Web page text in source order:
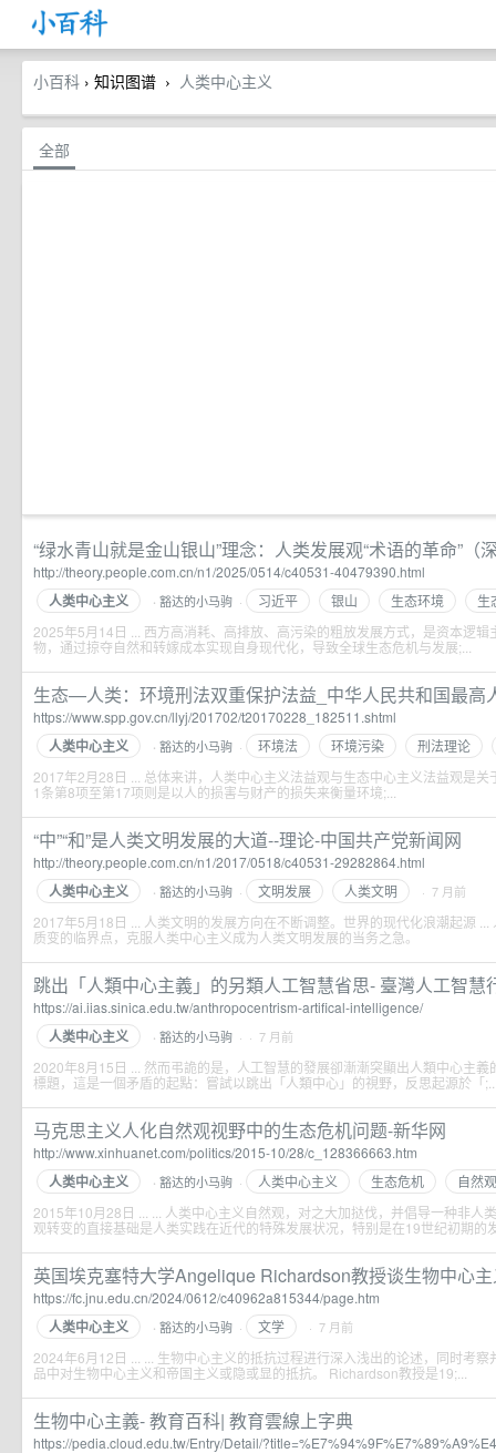
小百科 › 知识图谱 › 人类中心主义
全部
“绿水青山就是金山银山”理念：人类发展观“术语的革命”（
http://theory.people.com.cn/n1/2025/0514/c40531-40479390.html
人类中心主义 · 豁达的小马驹 · 习近平 银山 生态环境
生
2025年5月14日 ... 西方高消耗、高排放、高污染的粗放发展方式，是资本逻辑
物，通过掠夺自然和转嫁成本实现自身现代化，导致全球生态危机与发展;...
生态—人类：环境刑法双重保护法益_中华人民共和国最高
https://www.spp.gov.cn/llyj/201702/t20170228_182511.shtml
人类中心主义 · 豁达的小马驹 · 环境法 环境污染
刑法理论
2017年2月28日 ... 总体来讲，人类中心主义法益观与生态中心主义法益观是关
1条第8项至第17项则是以人的损害与财产的损失来衡量环境;...
“中”“和”是人类文明发展的大道--理论-中国共产党新闻网
http://theory.people.com.cn/n1/2017/0518/c40531-29282864.html
人类中心主义 · 豁达的小马驹 · 文明发展 人类文明 · 7 月前
2017年5月18日 ... 人类文明的发展方向在不断调整。世界的现代化浪潮起源
质变的临界点，克服人类中心主义成为人类文明发展的当务之急。
跳出「人類中心主義」的另類人工智慧省思- 臺灣人工智慧
https://ai.iias.sinica.edu.tw/anthropocentrism-artifical-intelligence/
人类中心主义 · 豁达的小马驹 · · 7 月前
2020年8月15日 ... 然而弔詭的是，人工智慧的發展卻漸漸突顯出人類中心主義
標題，這是一個矛盾的起點：嘗試以跳出「人類中心」的視野，反思起源於「
马克思主义人化自然观视野中的生态危机问题-新华网
http://www.xinhuanet.com/politics/2015-10/28/c_128366663.htm
人类中心主义 · 豁达的小马驹 · 人类中心主义 生态危机
自然观
2015年10月28日 ... ... 人类中心主义自然观，对之大加挞伐，并倡导一种非人
观转变的直接基础是人类实践在近代的特殊发展状况，特别是在19世纪初期的
英国埃克塞特大学Angelique Richardson教授谈生物中心
https://fc.jnu.edu.cn/2024/0612/c40962a815344/page.htm
人类中心主义 · 豁达的小马驹 · 文学 · 7 月前
2024年6月12日 ... ... 生物中心主义的抵抗过程进行深入浅出的论述，同时考
品中对生物中心主义和帝国主义或隐或显的抵抗。 Richardson教授是19;...
生物中心主義- 教育百科| 教育雲線上字典
https://pedia.cloud.edu.tw/Entry/Detail/